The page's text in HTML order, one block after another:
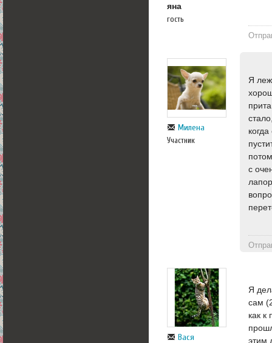
яна
гость
Милена
Участник
Я
с
Вася
Я
сам
как
этим